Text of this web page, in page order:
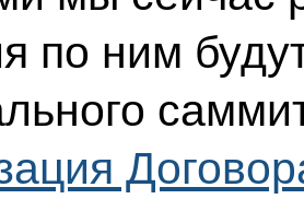
по ним